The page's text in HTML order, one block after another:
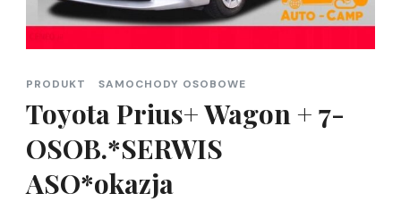
PRODUKT SAMOCHODY OSOBOWE
Toyota Prius+ Wagon + 7-
OSOB.*SERWIS
ASO*okazja